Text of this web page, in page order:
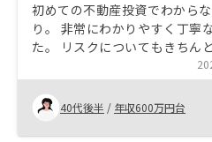
初めての不動産投資でわから
り。 非常にわかりやすく丁寧
た。 リスクについてもきちん
り、こちらの質問ひとつひと
えてくださり、初心者の自分
資とは？が理解しやすい内容で
を聞いた後だったのでより比較
40代後半 / 年収600万円台